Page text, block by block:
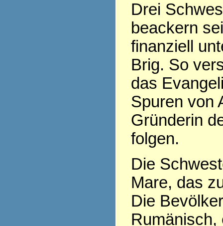
Drei
beackern
finanziell
Brig. So
das
Spuren von
Gründerin
folgen.
Die
Mare, das
Die
Rumänisch,